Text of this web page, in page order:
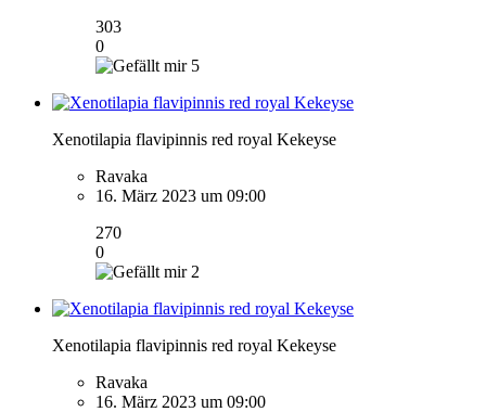
303
0
5
Xenotilapia flavipinnis red royal Kekeyse
Ravaka
16. März 2023 um 09:00
270
0
2
Xenotilapia flavipinnis red royal Kekeyse
Ravaka
16. März 2023 um 09:00